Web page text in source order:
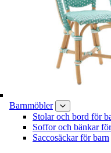
Barnmöbler
Stolar och bord för
Soffor och bänkar
Saccosäckar för barn